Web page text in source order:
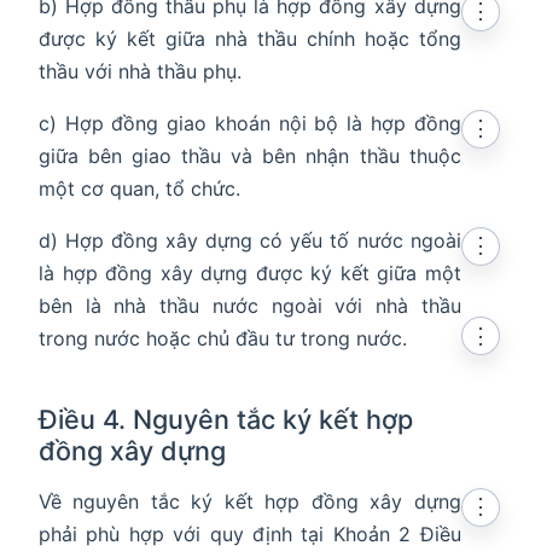
b) Hợp đồng thầu phụ là hợp đồng xây dựng
được ký kết giữa nhà thầu chính hoặc tổng
thầu với nhà thầu phụ.
⋮
c) Hợp đồng giao khoán nội bộ là hợp đồng
giữa bên giao thầu và bên nhận thầu thuộc
một cơ quan, tổ chức.
⋮
d) Hợp đồng xây dựng có yếu tố nước ngoài
là hợp đồng xây dựng được ký kết giữa một
bên là nhà thầu nước ngoài với nhà thầu
trong nước hoặc chủ đầu tư trong nước.
⋮
Điều 4. Nguyên tắc ký kết hợp
đồng xây dựng
⋮
Về nguyên tắc ký kết hợp đồng xây dựng
phải phù hợp với quy định tại Khoản 2 Điều
⋮